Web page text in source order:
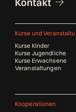
Kurse und
Kurse Kinder
Kurse Jugendliche
Kurse Erwachsene
Veranstaltungen
Kooperationen